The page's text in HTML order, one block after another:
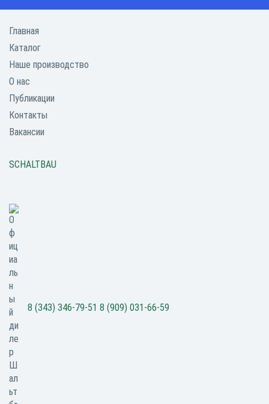
Главная
Каталог
Наше производство
О нас
Публикации
Контакты
Вакансии
SCHALTBAU
8 (343) 346-79-51 8 (909) 031-66-59